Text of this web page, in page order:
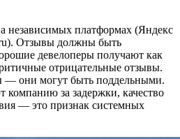
независимых платформах (Яндекс
Отзывы должны быть
девелоперы получают как
отрицательные отзывы.
— они могут быть поддельными.
компанию за задержки, качество
— это признак системных